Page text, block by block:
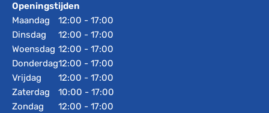
Openingstijden
Maandag
Dinsdag
Woensdag
Donderdag
Vrijdag
Zaterdag
Zondag
12:00 - 17:00
12:00 - 17:00
12:00 - 17:00
12:00 - 17:00
12:00 - 17:00
10:00 - 17:00
12:00 - 17:00